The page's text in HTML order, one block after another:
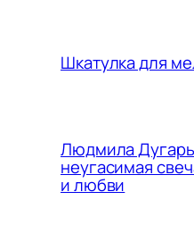
Шкатулка для
Людмила
неугасимая
и любви